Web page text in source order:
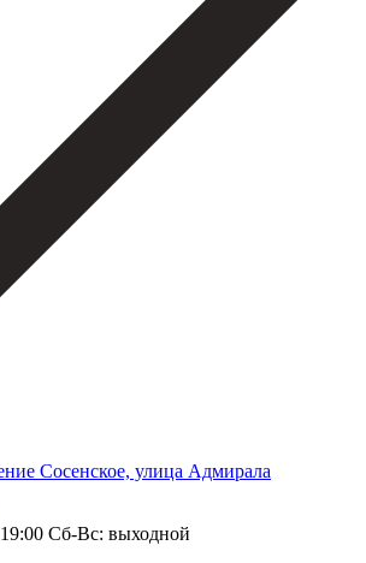
Сосенское, улица Адмирала
Сб-Вс: выходной